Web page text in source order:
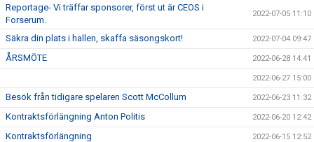
Reportage- Vi träffar sponsorer, först ut är CEOS i
Forserum.
2022-07-05 11:10
Säkra din plats i hallen, skaffa säsongskort! 2022-07-04 09:47
ÅRSMÖTE 2022-06-28 14:41
2022-06-27 15:00
Besök från tidigare spelaren Scott McCollum 2022-06-23 11:32
Kontraktsförlängning Anton Politis 2022-06-20 12:42
Kontraktsförlängning 2022-06-15 12:52